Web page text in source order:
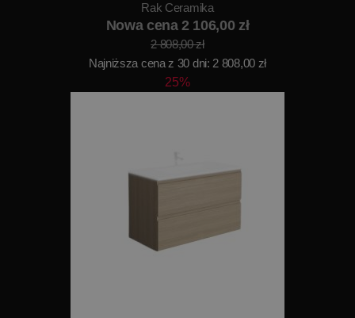
Rak Ceramika
Nowa cena 2 106,00 zł
2 808,00 zł
Najniższa cena z 30 dni: 2 808,00 zł
25%